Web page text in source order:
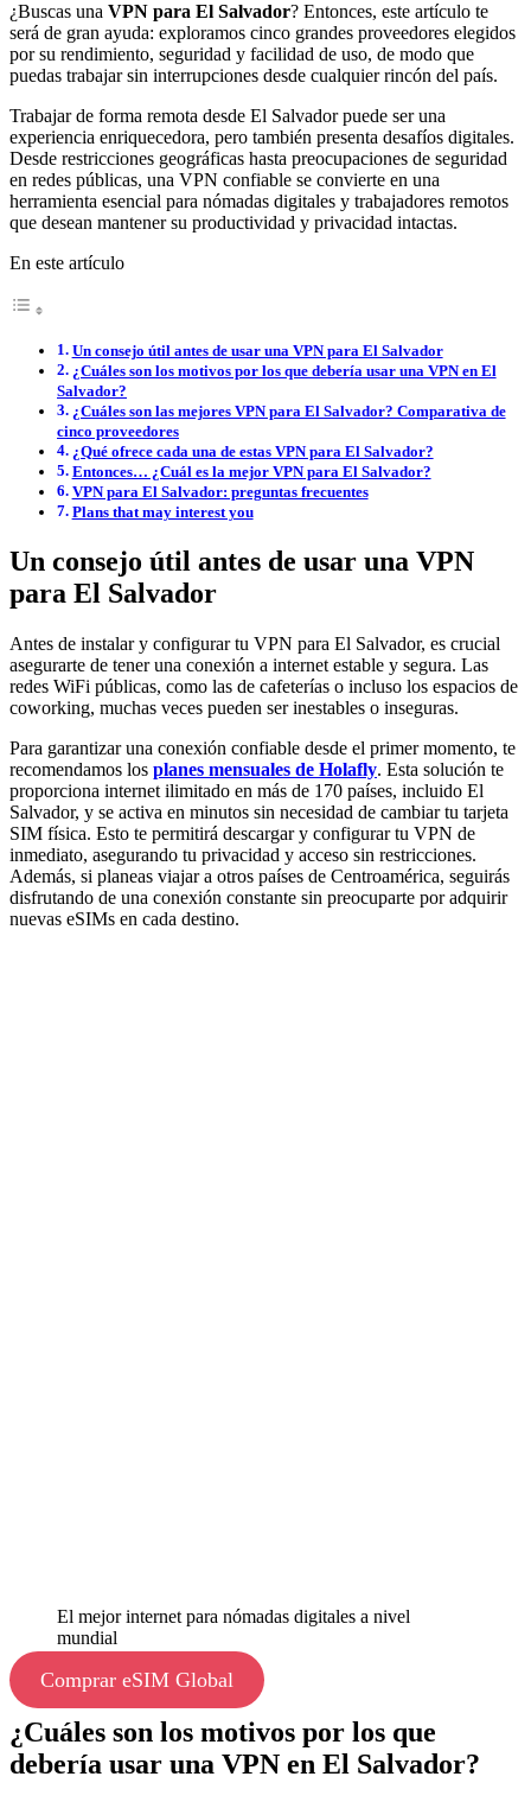
¿Buscas una VPN para El Salvador? Entonces, este artículo te
será de gran ayuda: exploramos cinco grandes proveedores elegidos
por su rendimiento, seguridad y facilidad de uso, de modo que
puedas trabajar sin interrupciones desde cualquier rincón del país.
Trabajar de forma remota desde El Salvador puede ser una
experiencia enriquecedora, pero también presenta desafíos digitales.
Desde restricciones geográficas hasta preocupaciones de seguridad
en redes públicas, una VPN confiable se convierte en una
herramienta esencial para nómadas digitales y trabajadores remotos
que desean mantener su productividad y privacidad intactas.
En este artículo
Un consejo útil antes de usar una VPN para El Salvador
¿Cuáles son los motivos por los que debería usar una VPN en El
Salvador?
¿Cuáles son las mejores VPN para El Salvador? Comparativa de
cinco proveedores
¿Qué ofrece cada una de estas VPN para El Salvador?
Entonces… ¿Cuál es la mejor VPN para El Salvador?
VPN para El Salvador: preguntas frecuentes
Plans that may interest you
Un consejo útil antes de usar una VPN
para El Salvador
Antes de instalar y configurar tu VPN para El Salvador, es crucial
asegurarte de tener una conexión a internet estable y segura. Las
redes WiFi públicas, como las de cafeterías o incluso los espacios de
coworking, muchas veces pueden ser inestables o inseguras.
Para garantizar una conexión confiable desde el primer momento, te
recomendamos los planes mensuales de Holafly. Esta solución te
proporciona internet ilimitado en más de 170 países, incluido El
Salvador, y se activa en minutos sin necesidad de cambiar tu tarjeta
SIM física. Esto te permitirá descargar y configurar tu VPN de
inmediato, asegurando tu privacidad y acceso sin restricciones.
Además, si planeas viajar a otros países de Centroamérica, seguirás
disfrutando de una conexión constante sin preocuparte por adquirir
nuevas eSIMs en cada destino.
El mejor internet para nómadas digitales a nivel
mundial
Comprar eSIM Global
¿Cuáles son los motivos por los que
debería usar una VPN en El Salvador?